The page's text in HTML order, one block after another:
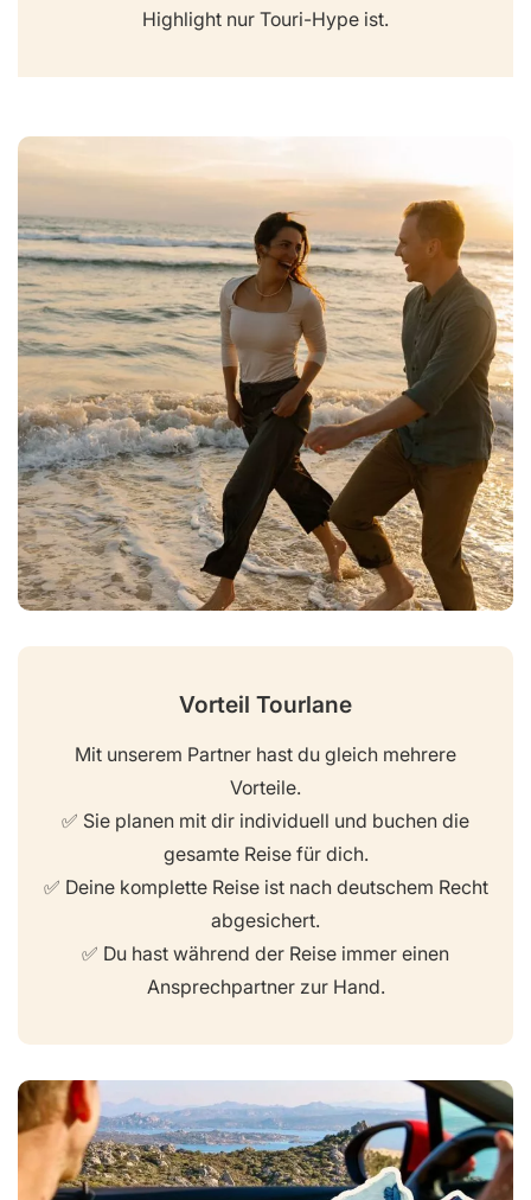
Highlight nur Touri-Hype ist.
Vorteil Tourlane
Mit unserem Partner hast du gleich mehrere
Vorteile.
✅ Sie planen mit dir individuell und buchen die
gesamte Reise für dich.
✅ Deine komplette Reise ist nach deutschem Recht
abgesichert.
✅ Du hast während der Reise immer einen
Ansprechpartner zur Hand.